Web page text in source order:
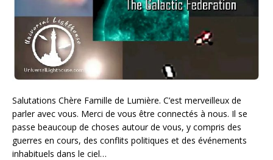
Salutations Chère Famille de Lumière. C’est merveilleux de
parler avec vous. Merci de vous être connectés à nous. Il se
passe beaucoup de choses autour de vous, y compris des
guerres en cours, des conflits politiques et des événements
inhabituels dans le ciel…